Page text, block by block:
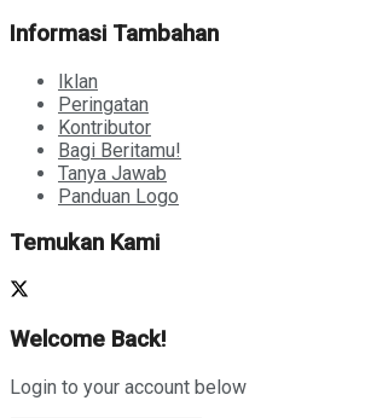
Informasi Tambahan
Iklan
Peringatan
Kontributor
Bagi Beritamu!
Tanya Jawab
Panduan Logo
Temukan Kami
Welcome Back!
Login to your account below